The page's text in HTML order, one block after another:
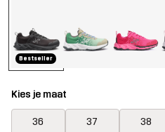
Bestseller
Kies je maat
36 37 38